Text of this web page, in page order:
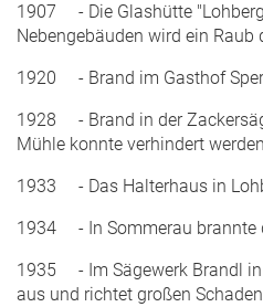
1907 - Die Glashütte
Nebengebäuden wird ein Raub
1920 - Brand im Gasthof
1928 - Brand in der
Mühle konnte verhindert
1933 - Das Halterhaus in
1934 - In Sommerau brannte
1935 - Im Sägewerk Brandl in
aus und richtet großen